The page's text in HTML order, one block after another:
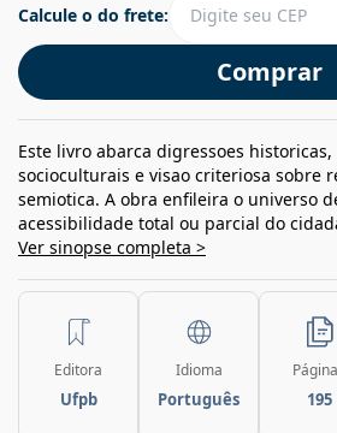
Comprar
Calcule o do frete:
Este livro abarca digressoes
socioculturais e visao criteriosa sobre
semiotica. A obra enfileira o universo
acessibilidade total ou parcial do
Ver sinopse completa >
Editora
Ufpb
Idioma
Português 195